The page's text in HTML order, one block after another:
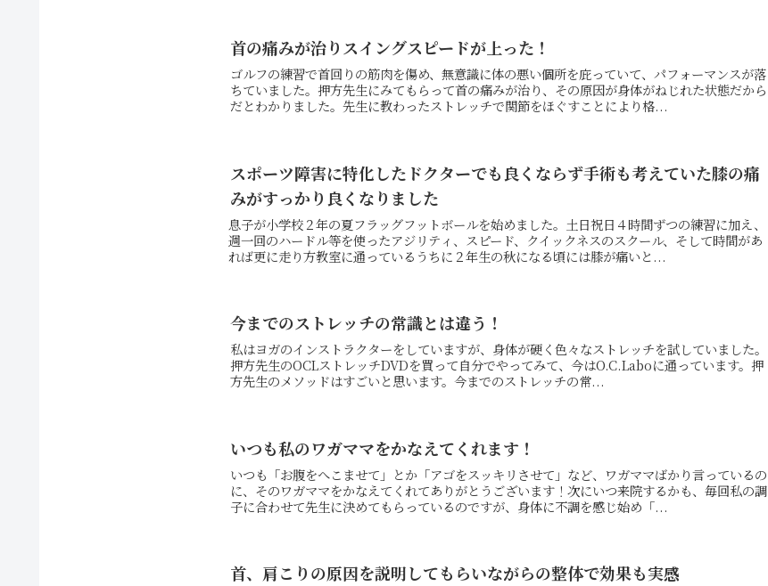
首の痛みが治りスイングスピードが上った！
ゴルフの練習で首回りの筋肉を傷め、無意識に体の悪い個所を庇っていて、パフォーマンスが落
ちていました。押方先生にみてもらって首の痛みが治り、その原因が身体がねじれた状態だから
だとわかりました。先生に教わったストレッチで関節をほぐすことにより格...
スポーツ障害に特化したドクターでも良くならず手術も考えていた膝の痛
みがすっかり良くなりました
息子が小学校２年の夏フラッグフットボールを始めました。土日祝日４時間ずつの練習に加え、
週一回のハードル等を使ったアジリティ、スピード、クイックネスのスクール、そして時間があ
れば更に走り方教室に通っているうちに２年生の秋になる頃には膝が痛いと...
今までのストレッチの常識とは違う！
私はヨガのインストラクターをしていますが、身体が硬く色々なストレッチを試していました。
押方先生のOCLストレッチDVDを買って自分でやってみて、今はO.C.Laboに通っています。押
方先生のメソッドはすごいと思います。今までのストレッチの常...
いつも私のワガママをかなえてくれます！
いつも「お腹をへこませて」とか「アゴをスッキリさせて」など、ワガママばかり言っているの
に、そのワガママをかなえてくれてありがとうございます！次にいつ来院するかも、毎回私の調
子に合わせて先生に決めてもらっているのですが、身体に不調を感じ始め「...
首、肩こりの原因を説明してもらいながらの整体で効果も実感